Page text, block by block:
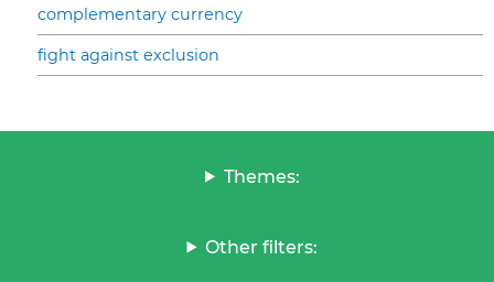
complementary currency
fight against exclusion
Themes:
Other filters: